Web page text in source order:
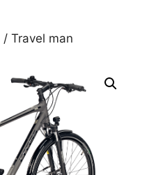
/ Travel man